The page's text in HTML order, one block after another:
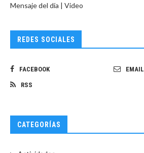
Mensaje del día | Video
REDES SOCIALES
FACEBOOK EMAIL
RSS
CATEGORÍAS